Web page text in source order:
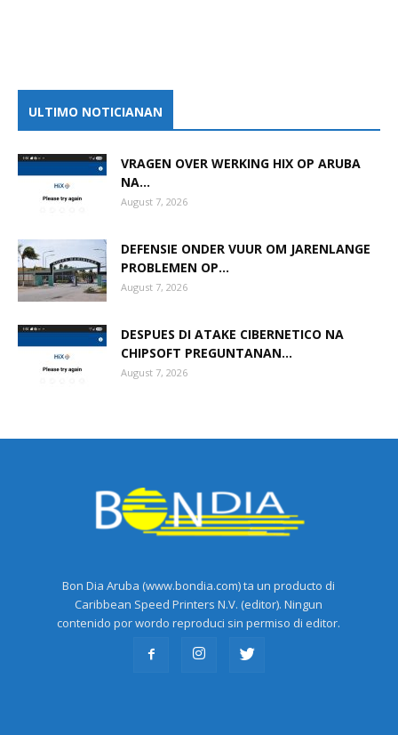
ULTIMO NOTICIANAN
VRAGEN OVER WERKING HIX OP ARUBA
NA...
August 7, 2026
DEFENSIE ONDER VUUR OM JARENLANGE
PROBLEMEN OP...
August 7, 2026
DESPUES DI ATAKE CIBERNETICO NA
CHIPSOFT PREGUNTANAN...
August 7, 2026
Bon Dia Aruba (www.bondia.com) ta un producto di
Caribbean Speed Printers N.V. (editor). Ningun
contenido por wordo reproduci sin permiso di editor.